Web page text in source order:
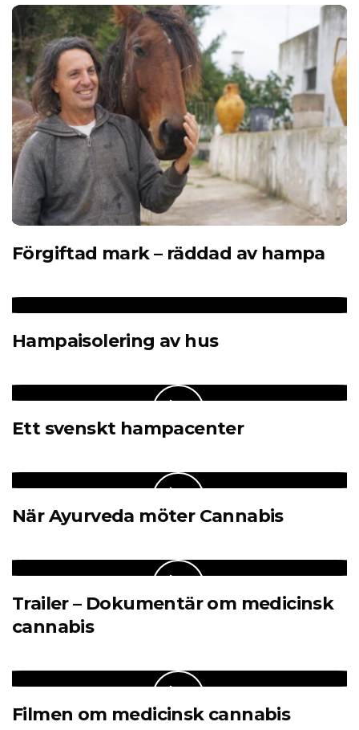
Förgiftad mark – räddad av hampa
Hampaisolering av hus
Ett svenskt hampacenter
När Ayurveda möter Cannabis
Trailer – Dokumentär om medicinsk
cannabis
Filmen om medicinsk cannabis